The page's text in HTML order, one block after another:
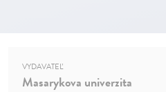
VYDAVATEĽ
Masarykova univerzita